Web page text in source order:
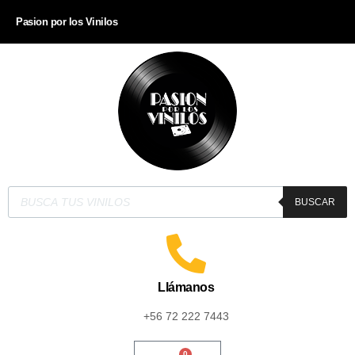
Pasion por los Vinilos
BUSCAR
Llámanos
+56 72 222 7443